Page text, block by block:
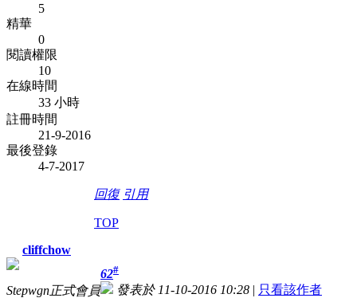
5
精華
0
閱讀權限
10
在線時間
33 小時
註冊時間
21-9-2016
最後登錄
4-7-2017
回復 引用
TOP
cliffchow
Stepwgn正式會員
62#
發表於 11-10-2016 10:28 | 只看該作者